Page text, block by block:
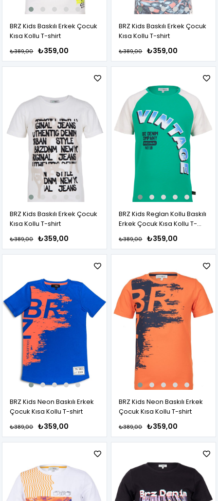
BRZ Kids Baskılı Erkek Çocuk
Kısa Kollu T-shirt
₺359,00
₺389,00
BRZ Kids Baskılı Erkek Çocuk
Kısa Kollu T-shirt
₺359,00
₺389,00
BRZ Kids Baskılı Erkek Çocuk
Kısa Kollu T-shirt
₺359,00
₺389,00
BRZ Kids Reglan Kollu Baskılı
Erkek Çocuk Kısa Kollu T-
₺359,00
₺389,00
BRZ Kids Neon Baskılı Erkek
Çocuk Kısa Kollu T-shirt
₺359,00
₺389,00
BRZ Kids Neon Baskılı Erkek
Çocuk Kısa Kollu T-shirt
₺359,00
₺389,00